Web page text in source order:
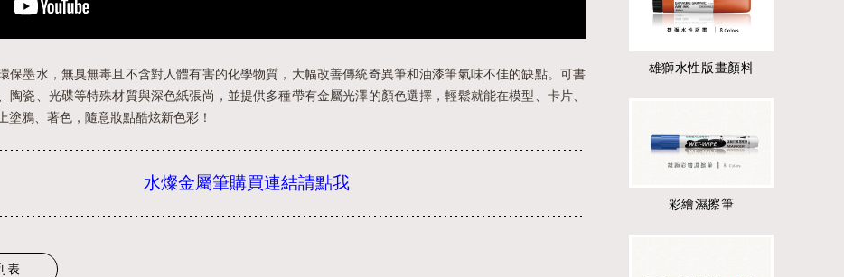
保墨水，無臭無毒且不含對人體有害的化學物質，大幅改善傳統奇異筆和油漆筆氣味不佳的缺點。可書
陶瓷、光碟等特殊材質與深色紙張尚，並提供多種帶有金屬光澤的顏色選擇，輕鬆就能在模型、卡片、
塗鴉、著色，隨意妝點酷炫新色彩！
水燦金屬筆購買連結請點我
表
雄獅水性版畫顏料
彩繪濕擦筆